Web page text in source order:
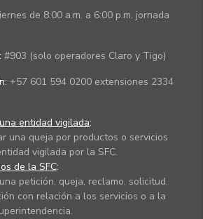
de 8:00 a.m. a 6:00 p.m. jornada
#903 (solo operadores Claro y Tigo)
+57 601 594 0200 extensiones 2334
entidad vigilada:
una queja por productos o servicios
vigilada por la SFC.
de la SFC:
petición, queja, reclamo, solicitud,
con relación a los servicios o a la